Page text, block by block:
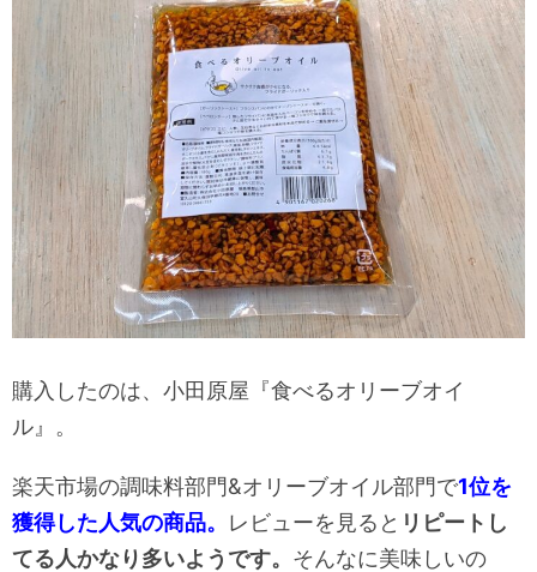
購入したのは、小田原屋『食べるオリーブオイ
ル』。
楽天市場の調味料部門&オリーブオイル部門で1位を
獲得した人気の商品。 レビューを見ると リピートし
てる人かなり多いようです。 そんなに美味しいの